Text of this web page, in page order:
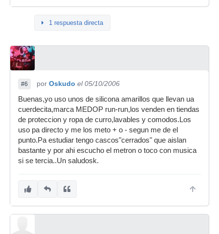
1 respuesta directa
#6 por Oskudo el 05/10/2006
Buenas,yo uso unos de silicona amarillos que llevan ua
cuerdecita,marca MEDOP run-run,los venden en tiendas
de proteccion y ropa de curro,lavables y comodos.Los
uso pa directo y me los meto + o - segun me de el
punto.Pa estudiar tengo cascos"cerrados" que aislan
bastante y por ahi escucho el metron o toco con musica
si se tercia..Un saludosk.